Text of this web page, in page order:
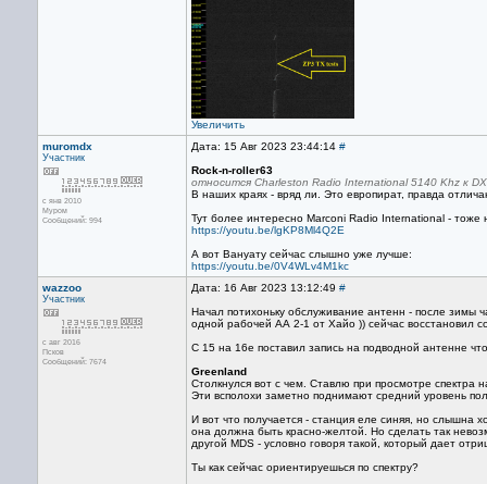
Увеличить
muromdx
Участник
с янв 2010
Муром
Сообщений: 994
Дата: 15 Авг 2023 23:44:14 #
Rock-n-roller63
относится Charleston Radio International 5140 Khz к
В наших краях - вряд ли. Это европират, правда
Тут более интересно Marconi Radio International -
https://youtu.be/lgKP8Ml4Q2E
А вот Вануату сейчас слышно уже лучше:
https://youtu.be/0V4WLv4M1kc
wazzoo
Участник
с авг 2016
Псков
Сообщений: 7674
Дата: 16 Авг 2023 13:12:49 #
Начал потихоньку обслуживание антенн - после зимы
одной рабочей АА 2-1 от Хайо )) сейчас восстановил
С 15 на 16е поставил запись на подводной антенне
Greenland
Столкнулся вот с чем. Ставлю при просмотре спектра
Эти всполохи заметно поднимают средний уровень
И вот что получается - станция еле синяя, но слышна
она должна быть красно-желтой. Но сделать так
другой MDS - условно говоря такой, который дает
Ты как сейчас ориентируешься по спектру?